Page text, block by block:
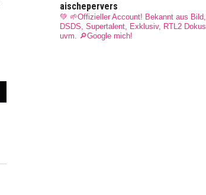
aischepervers
💚 🌱Offizieller Account! Bekannt aus Bild,
DSDS, Supertalent, Exklusiv, RTL2 Dokus
uvm. 🔎Google mich!